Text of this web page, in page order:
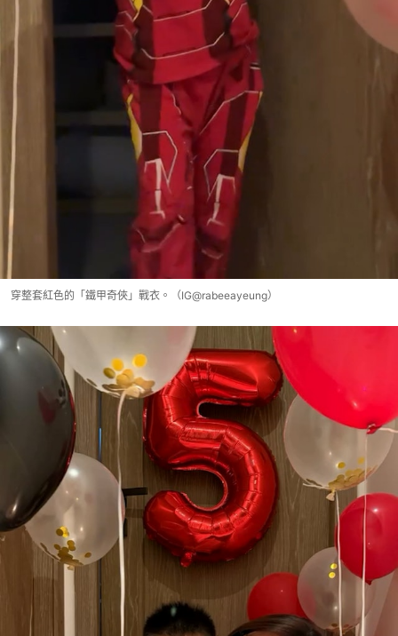
穿整套紅色的「鐵甲奇俠」戰衣。（IG@rabeeayeung）